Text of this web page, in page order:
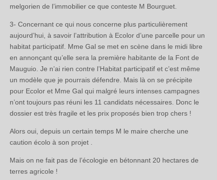
melgorien de l’immobilier ce que conteste M Bourguet.
3- Concernant ce qui nous concerne plus particulièrement
aujourd’hui, à savoir l’attribution à Ecolor d’une parcelle pour un
habitat participatif. Mme Gal se met en scène dans le midi libre
en annonçant qu’elle sera la première habitante de la Font de
Mauguio. Je n’ai rien contre l’Habitat participatif et c’est même
un modèle que je pourrais défendre. Mais là on se précipite
pour Ecolor et Mme Gal qui malgré leurs intenses campagnes
n’ont toujours pas réuni les 11 candidats nécessaires. Donc le
dossier est très fragile et les prix proposés bien trop chers !
Alors oui, depuis un certain temps M le maire cherche une
caution écolo à son projet .
Mais on ne fait pas de l’écologie en bétonnant 20 hectares de
terres agricole !